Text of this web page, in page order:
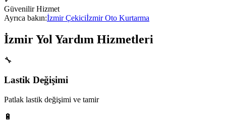
Güvenilir Hizmet
Ayrıca bakın:İzmirÇekiciİzmirOto Kurtarma
İzmirYol Yardım Hizmetleri
🔧
Lastik Değişimi
Patlak lastik değişimi ve tamir
🔋